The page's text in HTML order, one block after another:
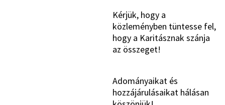
Kérjük, hogy a
közleményben tüntesse fel,
hogy a Karitásznak szánja
az összeget!
Adományaikat és
hozzájárulásaikat hálásan